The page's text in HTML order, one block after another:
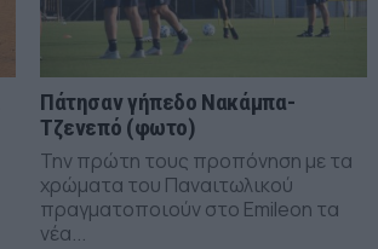
Πάτησαν γήπεδο Νακάμπα-
Τζενεπό (φωτο)
Την πρώτη τους προπόνηση με τα
χρώματα του Παναιτωλικού
πραγματοποιούν στο Emileon τα
νέα...